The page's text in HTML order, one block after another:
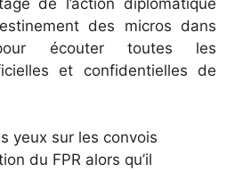
des micros dans
écouter toutes les
et confidentielles de
yeux sur les convois
du FPR alors qu’il